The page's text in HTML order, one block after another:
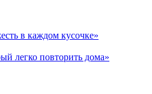
в каждом кусочке»
легко повторить дома»